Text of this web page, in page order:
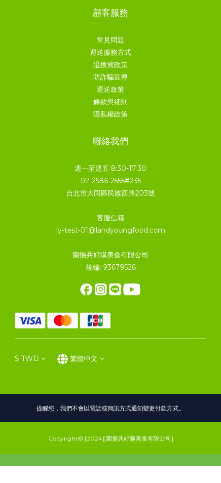
顧客服務
常見問題
運送服務方式
退換貨政策
防詐騙宣導
運送政策
條款與細則
隱私權政策
聯絡我們
週一至週五 8:30-17:30
02-2586-2555#235
台北市大同區民族西路203號
客服信箱
ly-test-01@landyoungfood.com
蘭揚共好購美食有限公司
統編: 93679526
$ TWD 繁體中文
提醒您，我們不會以電話或簡訊方式通知變更付款方式。
Copyright© [2024][蘭揚共好購美食有限公司]